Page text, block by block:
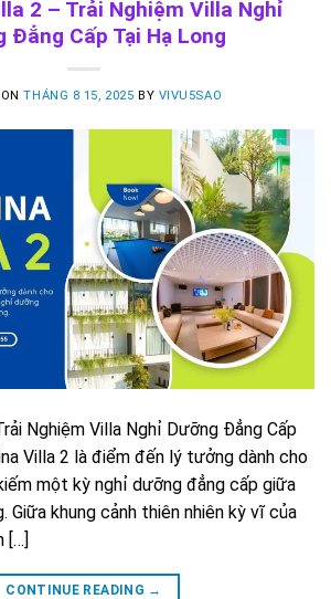
2 – Trải Nghiệm Villa Nghỉ
Đẳng Cấp Tại Hạ Long
ONTHÁNG 8 15, 2025 BY VIVU5SAO
Nghiệm Villa Nghỉ Dưỡng Đẳng Cấp
Villa 2 là điểm đến lý tưởng dành cho
một kỳ nghỉ dưỡng đẳng cấp giữa
Giữa khung cảnh thiên nhiên kỳ vĩ của
[…]
CONTINUE READING →